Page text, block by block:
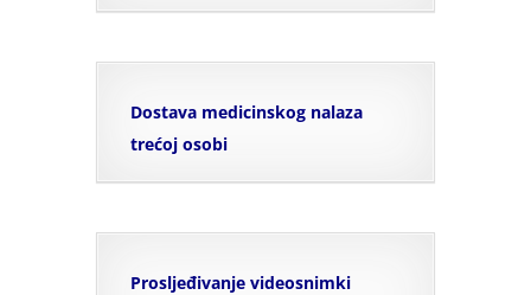
Dostava medicinskog nalaza
trećoj osobi
Prosljeđivanje videosnimki